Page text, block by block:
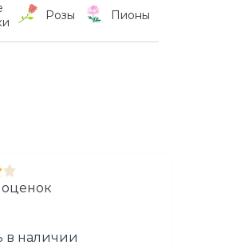
Розы Пионы
оценок
в наличии